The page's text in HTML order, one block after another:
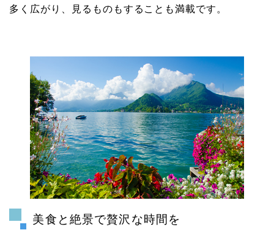
多く広がり、見るものもすることも満載です。
美食と絶景で贅沢な時間を